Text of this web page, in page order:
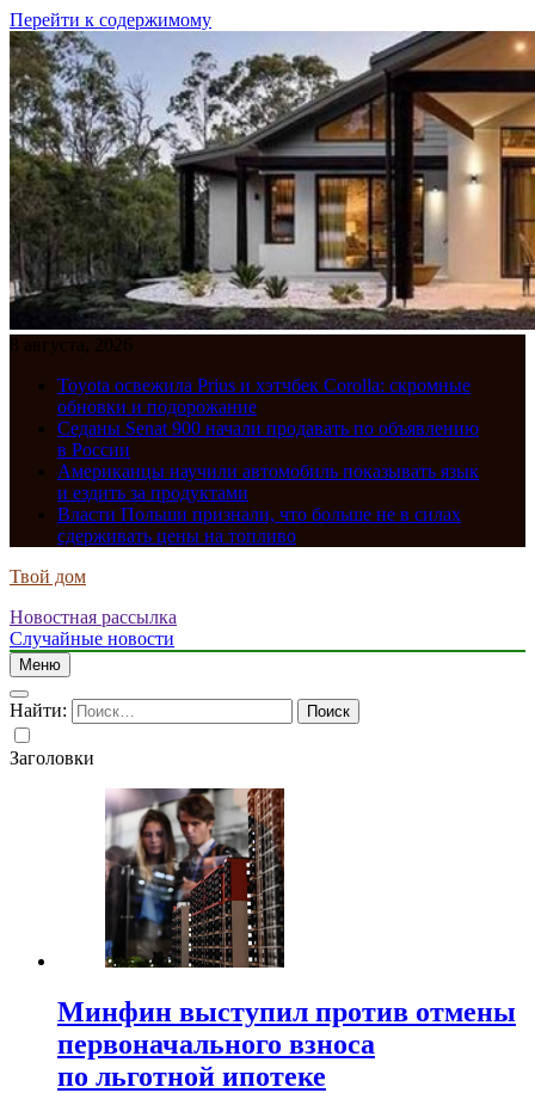
Перейти к содержимому
8 августа, 2026
Toyota освежила Prius и хэтчбек Corolla: скромные
обновки и подорожание
Седаны Senat 900 начали продавать по объявлению
в России
Американцы научили автомобиль показывать язык
и ездить за продуктами
Власти Польши признали, что больше не в силах
сдерживать цены на топливо
Твой дом
Новостная рассылка
Случайные новости
Меню
Найти:
Заголовки
Минфин выступил против отмены
первоначального взноса
по льготной ипотеке